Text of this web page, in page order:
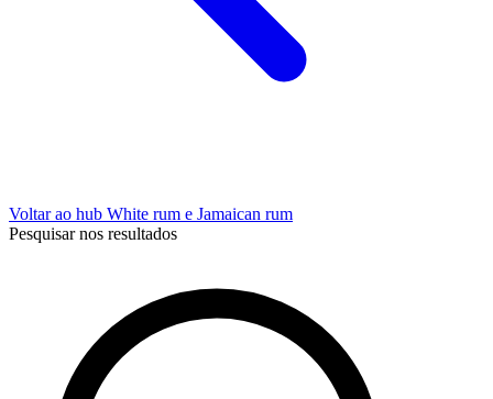
Voltar ao hub White rum e Jamaican rum
Pesquisar nos resultados